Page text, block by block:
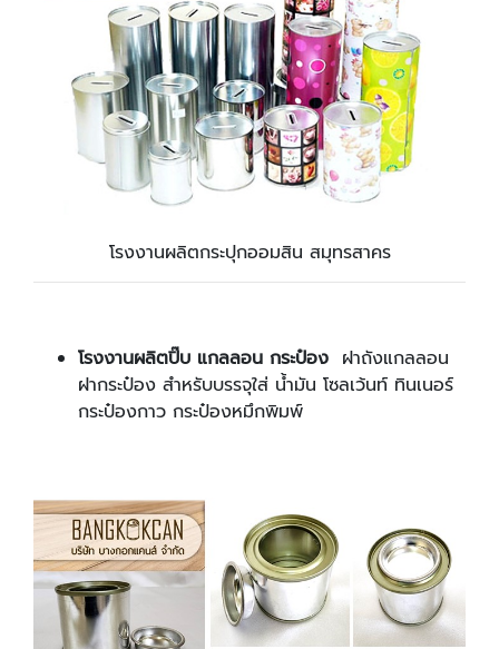
โรงงานผลิตกระปุกออมสิน สมุทรสาคร
โรงงานผลิตปิ๊บ แกลลอน กระป๋อง ฝาถังแกลลอน
ฝากระป๋อง สำหรับบรรจุใส่ น้ำมัน โซลเว้นท์ ทินเนอร์
กระป๋องกาว กระป๋องหมึกพิมพ์